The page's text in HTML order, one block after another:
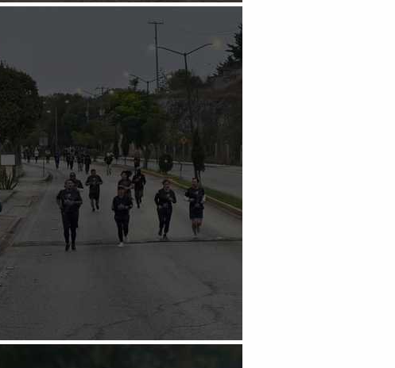
Compiten más de 100
Cumplen en San Cristóbal